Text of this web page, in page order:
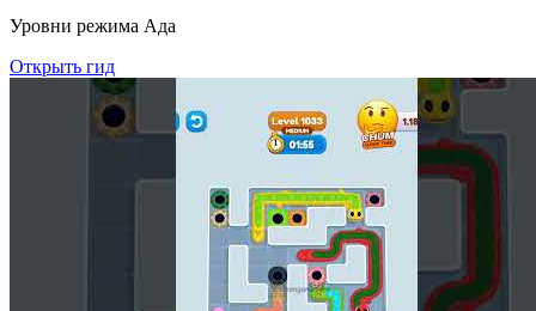
Уровни режима Ада
Открыть гид